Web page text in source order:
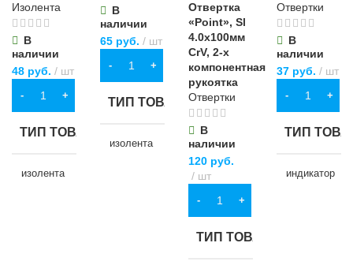
Изолента
В
наличии
48 руб. шт
В КОРЗИНУ
ТИП ТОВАРА
изолента
В
наличии
65 руб. шт
В КОРЗИНУ
ТИП ТОВАРА
изолента
НАЗНАЧЕНИЕ
Отвертка
«Point», Sl
4.0х100мм
CrV, 2-х
компонентная
рукоятка
Отвертки
В
наличии
120 руб.
шт
В КОРЗИНУ
ТИП ТОВАРА
Отвертки
В
наличии
37 руб. шт
В КОРЗИНУ
ТИП
индикатор